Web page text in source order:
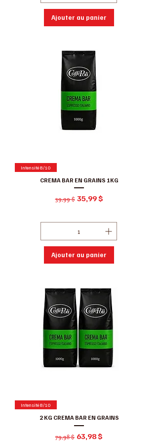
Ajouter au panier
Intensité 8/10
CREMA BAR EN GRAINS 1KG
Prix original
39,99 $ Prix promotionnel
35,99 $
Ajouter au panier
Intensité 8/10
2 KG CREMA BAR EN GRAINS
Prix original
79,98 $ Prix promotionnel
63,98 $